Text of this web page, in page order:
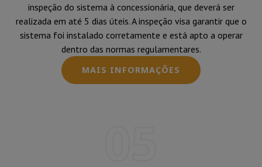
inspeção do sistema à concessionária, que deverá ser
realizada em até 5 dias úteis. A inspeção visa garantir que o
sistema foi instalado corretamente e está apto a operar
dentro das normas regulamentares.
MAIS INFORMAÇÕES